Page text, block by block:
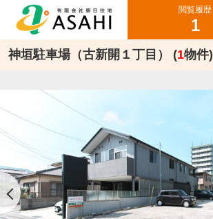
閲覧履歴
1
神垣駐車場（古新開１丁目） (1物件)